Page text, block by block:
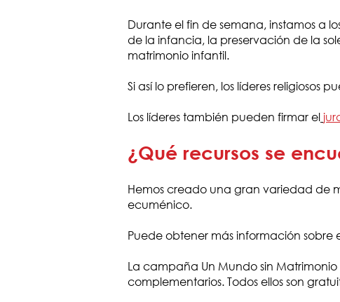
Durante el fin de semana, instamos a
de la infancia, la preservación de la
matrimonio infantil.
Si así lo prefieren, los líderes
Los líderes también pueden firmar el
¿Qué recursos se
Hemos creado una gran variedad de
ecuménico.
Puede obtener más información sobre
La campaña Un Mundo sin
complementarios. Todos ellos son